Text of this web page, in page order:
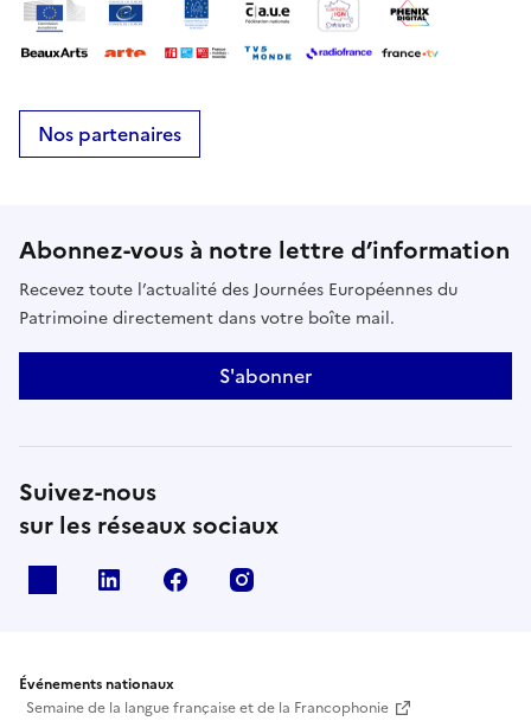
Nos partenaires
Abonnez-vous à notre lettre d’information
Recevez toute l’actualité des Journées Européennes du
Patrimoine directement dans votre boîte mail.
S'abonner
Suivez-nous
sur les réseaux sociaux
Linkedin Facebook
Événements nationaux
Semaine de la langue française et de la Francophonie